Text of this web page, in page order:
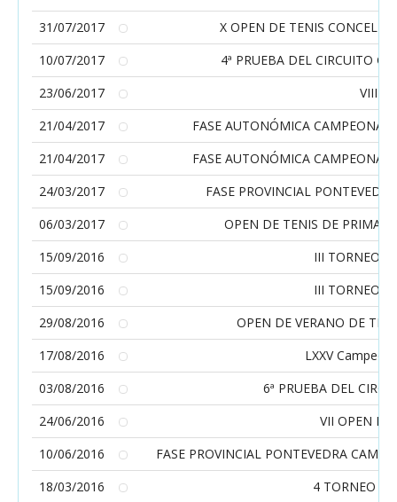
31/07/2017
X OPEN DE TENIS
10/07/2017
4ª PRUEBA DEL CIRCUITO
23/06/2017
VIII
21/04/2017
FASE AUTONÓMICA
21/04/2017
FASE AUTONÓMICA
24/03/2017
FASE PROVINCIAL
06/03/2017
OPEN DE TENIS DE
15/09/2016
III TORNEO
15/09/2016
III TORNEO
29/08/2016
OPEN DE VERANO DE
17/08/2016
LXXV
03/08/2016
6ª PRUEBA DEL
24/06/2016
VII OPEN
10/06/2016
FASE PROVINCIAL PONTEVEDRA
18/03/2016
4 TORNEO